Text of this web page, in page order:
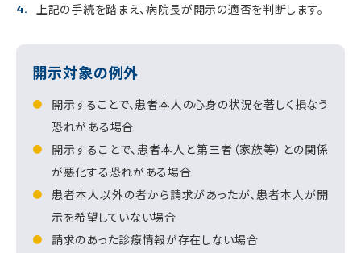
上記の手続を踏まえ、病院長が開示の適否を判断します。
開示対象の例外
開示することで、患者本人の心身の状況を著しく損なう
恐れがある場合
開示することで、患者本人と第三者（家族等）との関係
が悪化する恐れがある場合
患者本人以外の者から請求があったが、患者本人が開
示を希望していない場合
請求のあった診療情報が存在しない場合